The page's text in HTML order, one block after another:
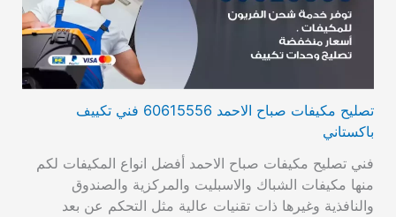
تصليح مكيفات صباح الاحمد 60615556 فني تكييف
باكستاني
فني تصليح مكيفات صباح الاحمد أفضل انواع المكيفات لكم
منها مكيفات الشباك والاسبليت والمركزية والصندوق
والنافذية وغيرها ذات تقنيات عالية مثل التحكم عن بعد